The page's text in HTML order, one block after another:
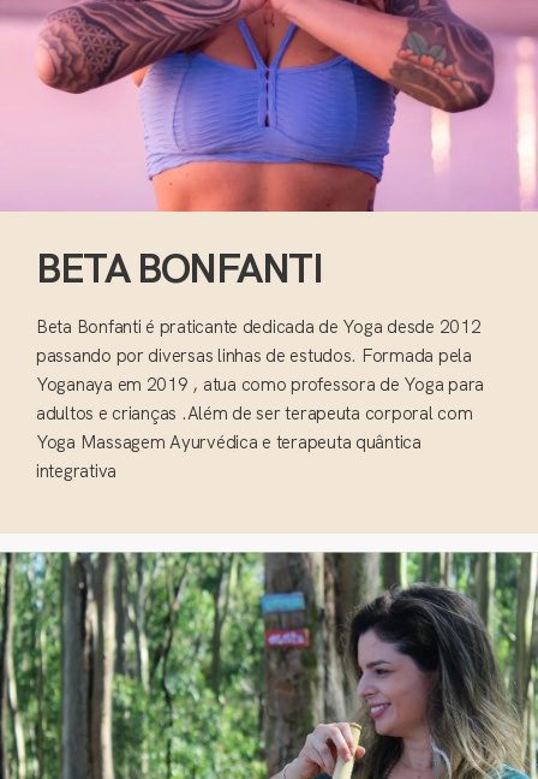
BETA BONFANTI
Beta Bonfanti é praticante dedicada de Yoga desde 2012
passando por diversas linhas de estudos. Formada pela
Yoganaya em 2019 , atua como professora de Yoga para
adultos e crianças .Além de ser terapeuta corporal com
Yoga Massagem Ayurvédica e terapeuta quântica
integrativa